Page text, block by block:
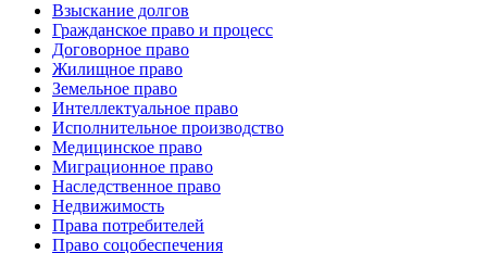
Взыскание долгов
Гражданское право и процесс
Договорное право
Жилищное право
Земельное право
Интеллектуальное право
Исполнительное производство
Медицинское право
Миграционное право
Наследственное право
Недвижимость
Права потребителей
Право соцобеспечения